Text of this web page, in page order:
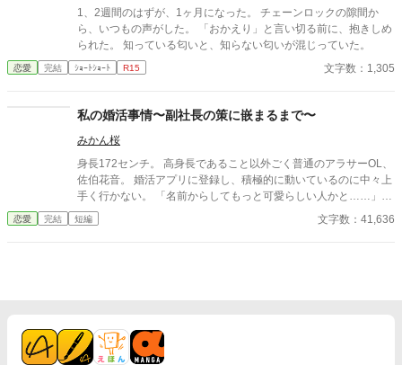
1、2週間のはずが、1ヶ月になった。 チェーンロックの隙間か
ら、いつもの声がした。 「おかえり」と言い切る前に、抱きしめ
られた。 知っている匂いと、知らない匂いが混じっていた。
恋愛 完結 ｼｮｰﾄｼｮｰﾄ R15 文字数：1,305
私の婚活事情〜副社長の策に嵌まるまで〜
みかん桜
身長172センチ。 高身長であること以外ごく普通のアラサーOL、
佐伯花音。 婚活アプリに登録し、積極的に動いているのに中々上
手く行かない。 「名前からしてもっと可愛らしい人かと……」っ
てどういうこと？ そんな男、こっちから願い下げ！ ——でもだか
らって、イケメンで仕事もできる副社長……こんなハイスペ男子
恋愛 完結 短編 文字数：41,636